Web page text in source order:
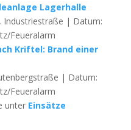
Lagerhalle
Industriestraße | Datum:
Feueralarm
Kriftel: Brand einer
| Datum:
Feueralarm
unter Einsätze